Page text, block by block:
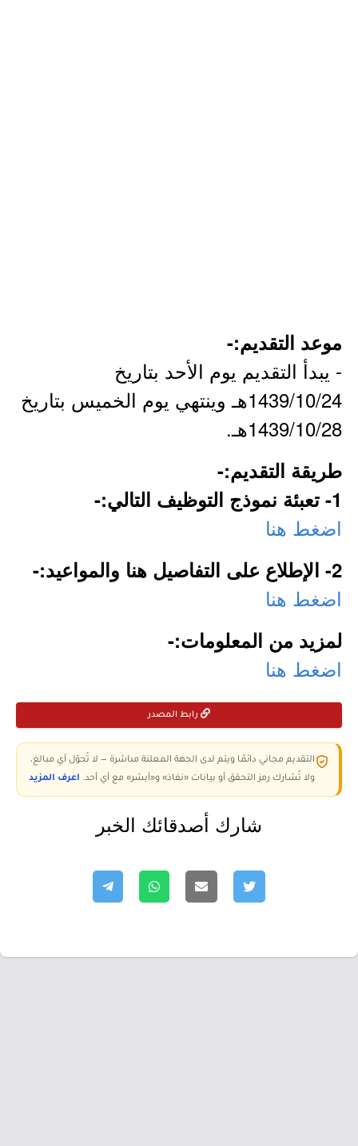
موعد التقديم:-
- يبدأ التقديم يوم الأحد بتاريخ
1439/10/24هـ وينتهي يوم الخميس بتاريخ
1439/10/28هـ.
طريقة التقديم:-
1- تعبئة نموذج التوظيف التالي:-
اضغط هنا
2- الإطلاع على التفاصيل هنا والمواعيد:-
اضغط هنا
لمزيد من المعلومات:-
اضغط هنا
رابط المصدر
التقديم مجاني دائمًا ويتم لدى الجهة المعلنة مباشرة — لا تُحوّل أي مبالغ،
ولا تُشارك رمز التحقق أو بيانات «نفاذ» و«أبشر» مع أي أحد. اعرف المزيد
شارك أصدقائك الخبر